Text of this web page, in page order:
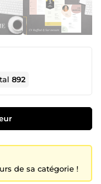
892
de sa catégorie !